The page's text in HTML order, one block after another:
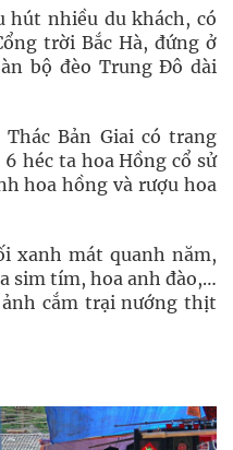
hút nhiều du khách, có
trời Bắc Hà, đứng ở
bộ đèo Trung Đô dài
Bản Giai có trang
héc ta hoa Hồng cổ sử
hoa hồng và rượu hoa
xanh mát quanh năm,
sim tím, hoa anh đào,…
cắm trại nướng thịt